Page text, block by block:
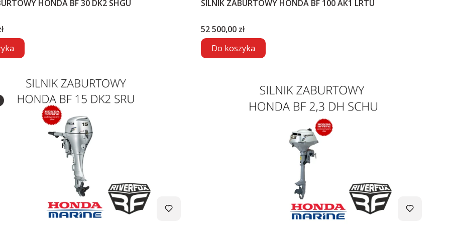
HONDA BF 30 DK2 SHGU SILNIK ZABURTOWY HONDA BF 100 AK1 LRTU
Cena
52 500,00 zł
Do koszyka